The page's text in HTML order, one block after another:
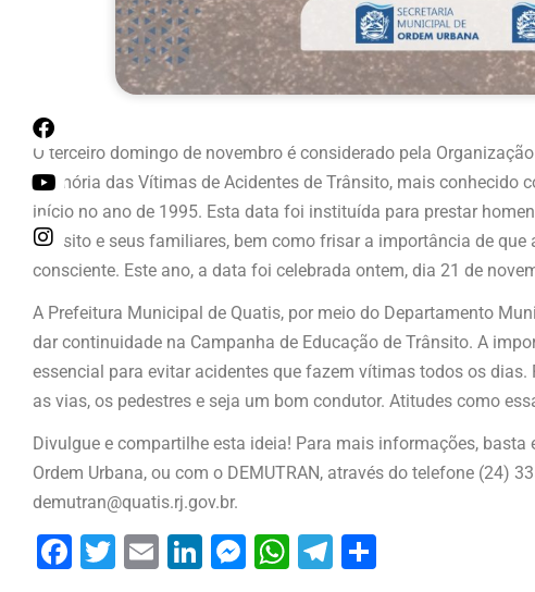
O terceiro domingo de novembro é considerado pela
Memória das Vítimas de Acidentes de Trânsito, mais conhecido
início no ano de 1995. Esta data foi instituída para prestar
trânsito e seus familiares, bem como frisar a importância de
consciente. Este ano, a data foi celebrada ontem, dia 21 de
A Prefeitura Municipal de Quatis, por meio do Departamento
dar continuidade na Campanha de Educação de Trânsito. A
essencial para evitar acidentes que fazem vítimas todos os
as vias, os pedestres e seja um bom condutor. Atitudes como
Divulgue e compartilhe esta ideia! Para mais informações,
Ordem Urbana, ou com o DEMUTRAN, através do telefone (24)
demutran@quatis.rj.gov.br.
Facebook
Twitter
EmailLinkedIn
Messenger
WhatsApp
Telegram